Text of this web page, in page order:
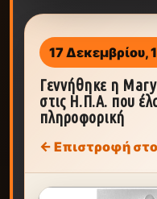
17 Δεκεμβρίου,
Γεννήθηκε η
στις Η.Π.Α. που
πληροφορική
← Επιστροφή